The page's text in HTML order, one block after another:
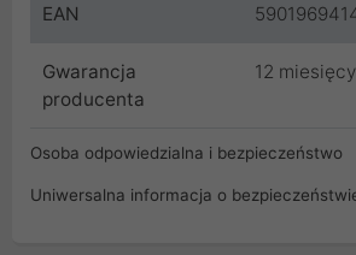
EAN
Gwarancja
producenta
12 miesięcy
Osoba odpowiedzialna i bezpieczeństwo
Uniwersalna informacja o